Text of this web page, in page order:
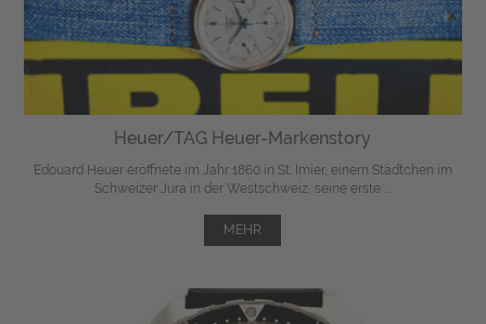
Heuer/TAG Heuer-Markenstory
Edouard Heuer eröffnete im Jahr 1860 in St. Imier, einem Städtchen im
Schweizer Jura in der Westschweiz, seine erste ...
MEHR